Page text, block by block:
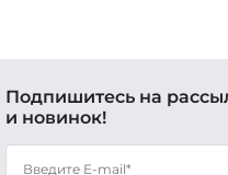
Подпишитесь на
и новинок!